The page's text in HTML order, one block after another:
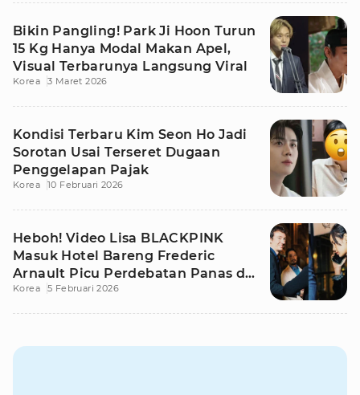
Bikin Pangling! Park Ji Hoon Turun
15 Kg Hanya Modal Makan Apel,
Visual Terbarunya Langsung Viral
Korea 3 Maret 2026
Kondisi Terbaru Kim Seon Ho Jadi
Sorotan Usai Terseret Dugaan
Penggelapan Pajak
Korea 10 Februari 2026
Heboh! Video Lisa BLACKPINK
Masuk Hotel Bareng Frederic
Arnault Picu Perdebatan Panas di
Medsos
Korea 5 Februari 2026